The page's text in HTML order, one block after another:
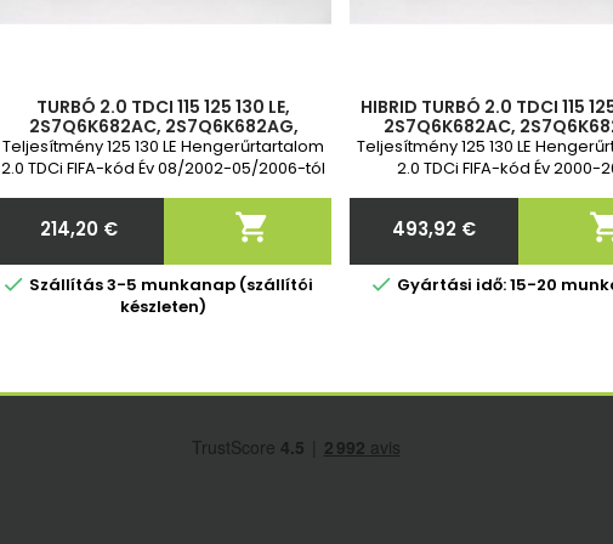
TURBÓ 2.0 TDCI 115 125 130 LE,
2S7Q6K682AC, 2S7Q6K682AG,
3S7Q6K682AD, 3S7Q6K682AE,
3S7Q6K682AF, 3S7Q6K682AF,
Teljesítmény 125 130 LE Hengerűrtartalom
2.0 TDCi FIFA-kód Év 08/2002-05/2006-tól
Ár
214,20 € 
 Szállítás 3-5 munkanap (szállítói
készleten)
HIBRID TURBÓ 2.0 TDCI 115
2S7Q6K682AC,
3S7Q6K682AD,
3S7Q6K682AF,
Teljesítmény 125 130 LE
2.0 TDCi FIFA-kód Év 2000-
Ár
493,92 €
 Gyártási idő: 15-20